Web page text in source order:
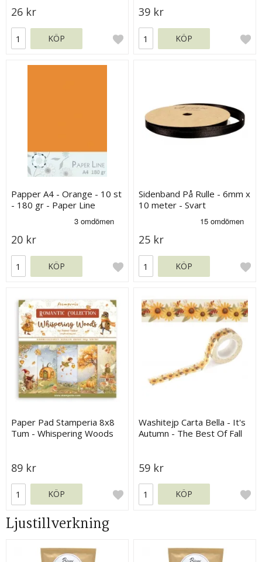
26 kr
KÖP
39 kr
KÖP
Papper A4 - Orange - 10 st
- 180 gr - Paper Line
20 kr
KÖP
Sidenband På Rulle - 6mm x
10 meter - Svart
25 kr
KÖP
Paper Pad Stamperia 8x8
Tum - Whispering Woods
89 kr
KÖP
Washitejp Carta Bella - It's
Autumn - The Best Of Fall
59 kr
KÖP
Ljustillverkning